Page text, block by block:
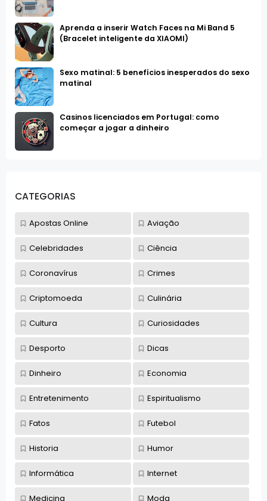
Aprenda a inserir Watch Faces na Mi Band 5
(Bracelet inteligente da XIAOMI)
Sexo matinal: 5 benefícios inesperados do sexo
matinal
Casinos licenciados em Portugal: como
começar a jogar a dinheiro
CATEGORIAS
Apostas Online Aviação
Celebridades Ciência
Coronavírus Crimes
Criptomoeda Culinária
Cultura Curiosidades
Desporto Dicas
Dinheiro Economia
Entretenimento Espiritualismo
Fatos Futebol
Historia Humor
Informática Internet
Medicina Moda